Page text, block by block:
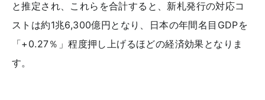
と推定され、これらを合計すると、新札発行の対応コ
ストは約1兆6,300億円となり、日本の年間名目GDPを
「+0.27％」程度押し上げるほどの経済効果となりま
す。